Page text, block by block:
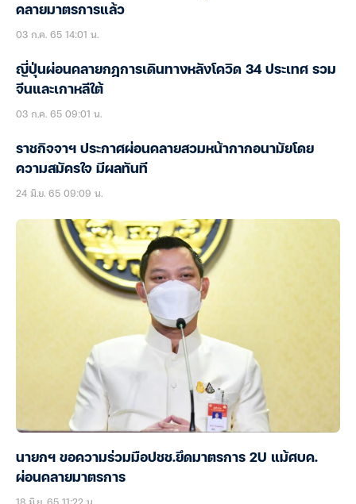
คลายมาตรการแล้ว
03 ก.ค. 65 14:01 น.
ญี่ปุ่นผ่อนคลายกฎการเดินทางหลังโควิด 34 ประเทศ รวม
จีนและเกาหลีใต้
03 ก.ค. 65 09:01 น.
ราชกิจจาฯ ประกาศผ่อนคลายสวมหน้ากากอนามัยโดย
ความสมัครใจ มีผลทันที
24 มิ.ย. 65 09:09 น.
นายกฯ ขอความร่วมมือปชช.ยึดมาตรการ 2U แม้ศบค.
ผ่อนคลายมาตรการ